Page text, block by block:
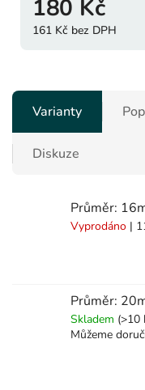
180 Kč
161 Kč bez DPH
Varianty
Diskuze
Průměr:
Vyprodáno |
Průměr:
Skladem (>10
Můžeme